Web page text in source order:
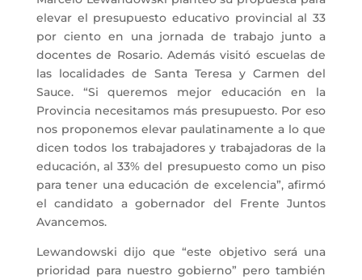
elevar el presupuesto educativo provincial al 33
por ciento en una jornada de trabajo junto a
docentes de Rosario. Además visitó escuelas de
las localidades de Santa Teresa y Carmen del
Sauce. “Si queremos mejor educación en la
Provincia necesitamos más presupuesto. Por eso
nos proponemos elevar paulatinamente a lo que
dicen todos los trabajadores y trabajadoras de la
educación, al 33% del presupuesto como un piso
para tener una educación de excelencia”, afirmó
el candidato a gobernador del Frente Juntos
Avancemos.
Lewandowski dijo que “este objetivo será una
prioridad para nuestro gobierno” pero también